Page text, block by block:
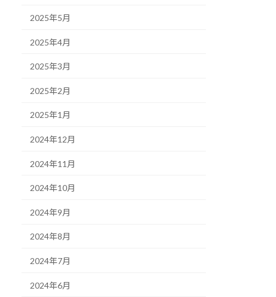
2025年5月
2025年4月
2025年3月
2025年2月
2025年1月
2024年12月
2024年11月
2024年10月
2024年9月
2024年8月
2024年7月
2024年6月